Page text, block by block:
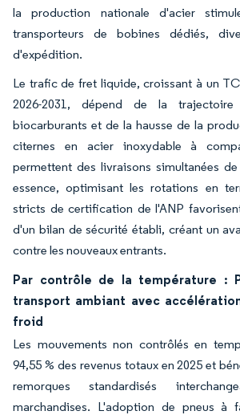
la production nationale d'acier
transporteurs de bobines dédiés,
d'expédition.
Le trafic de fret liquide, croissant à un
2026-2031, dépend de la
biocarburants et de la hausse de la
citernes en acier inoxydable à
permettent des livraisons simultanées
essence, optimisant les rotations en
stricts de certification de l'ANP
d'un bilan de sécurité établi, créant un
contre les nouveaux entrants.
Par contrôle de la température :
transport ambiant avec
froid
Les mouvements non contrôlés en
94,55 % des revenus totaux en 2025 et
remorques standardisés
marchandises. L'adoption de pneus à